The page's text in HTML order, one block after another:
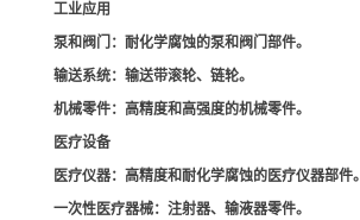
工业应用
泵和阀门 ：耐化学腐蚀的泵和阀门部件。
输送系统：输送带滚轮、链轮。
机械零件：高精度和高强度的机械零件。
医疗设备
医疗仪器：高精度和耐化学腐蚀的医疗仪器部件。
一次性医疗器械：注射器、输液器零件。